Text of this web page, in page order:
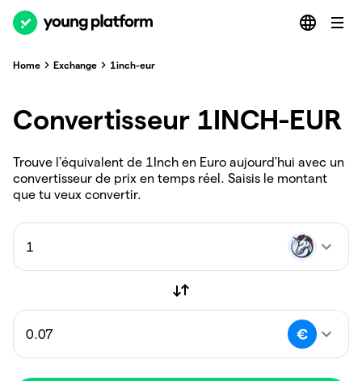
Home Exchange 1inch-eur
Convertisseur 1INCH-EUR
Trouve l'équivalent de 1Inch en Euro aujourd'hui avec un
convertisseur de prix en temps réel. Saisis le montant
que tu veux convertir.